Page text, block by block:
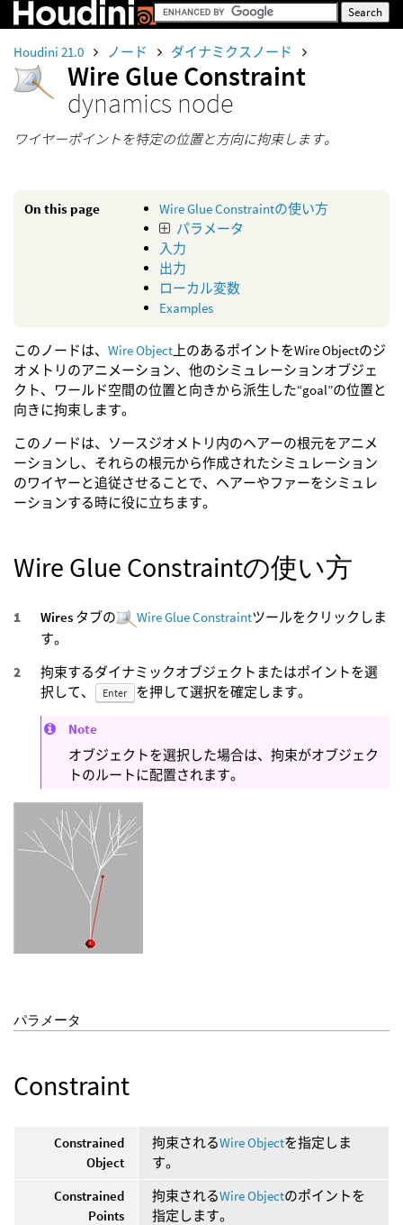
Houdini 21.0 ノード ダイナミクスノード
Wire Glue Constraint
dynamics node
ワイヤーポイントを特定の位置と方向に拘束します。
On this page
Wire Glue Constraintの使い方
パラメータ
入力
出力
ローカル変数
Examples
このノードは、 Wire Object上のあるポイントをWire Objectのジ
オメトリのアニメーション、他のシミュレーションオブジェ
クト、ワールド空間の位置と向きから派生した“goal”の位置と
向きに拘束します。
このノードは、ソースジオメトリ内のヘアーの根元をアニメ
ーションし、それらの根元から作成されたシミュレーション
のワイヤーと追従させることで、ヘアーやファーをシミュレ
ーションする時に役に立ちます。
Wire Glue Constraintの使い方
Wires タブの Wire Glue Constraintツールをクリックしま
す。
拘束するダイナミックオブジェクトまたはポイントを選
択して、
Enter を押して選択を確定します。
Note
オブジェクトを選択した場合は、拘束がオブジェク
トのルートに配置されます。
パラメータ
Constraint
Constrained
Object
拘束されるWire Objectを指定しま
す。
Constrained
Points
拘束されるWire Objectのポイントを
指定します。